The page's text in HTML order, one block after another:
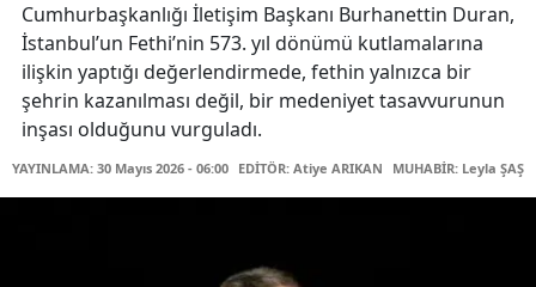
Cumhurbaşkanlığı İletişim Başkanı Burhanettin Duran,
İstanbul’un Fethi’nin 573. yıl dönümü kutlamalarına
ilişkin yaptığı değerlendirmede, fethin yalnızca bir
şehrin kazanılması değil, bir medeniyet tasavvurunun
inşası olduğunu vurguladı.
YAYINLAMA: 30 Mayıs 2026 - 06:00 EDİTÖR: Atiye ARIKAN MUHABİR: Leyla ŞAŞTI